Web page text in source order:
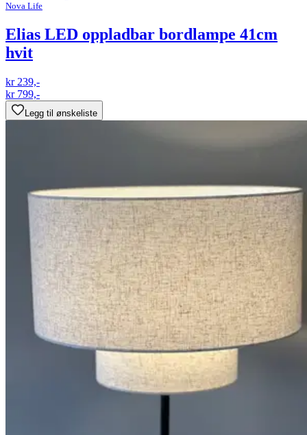
Nova Life
Elias LED oppladbar bordlampe 41cm
hvit
kr 239,-
kr 799,-
Legg til ønskeliste